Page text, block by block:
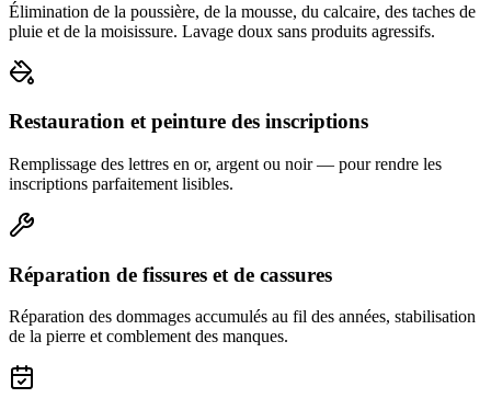
Élimination de la poussière, de la mousse, du calcaire, des taches de
pluie et de la moisissure. Lavage doux sans produits agressifs.
Restauration et peinture des inscriptions
Remplissage des lettres en or, argent ou noir — pour rendre les
inscriptions parfaitement lisibles.
Réparation de fissures et de cassures
Réparation des dommages accumulés au fil des années, stabilisation
de la pierre et comblement des manques.